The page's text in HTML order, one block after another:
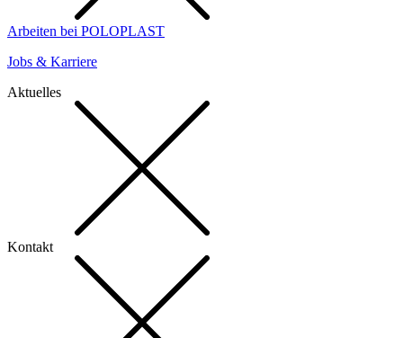
Arbeiten bei POLOPLAST
Jobs & Karriere
Aktuelles
Kontakt